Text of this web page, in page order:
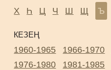
Х
Һ Ц Ч Ш Щ Ъ
КЕЗЕҢ
1960-1965 1966-1970
1976-1980
1981-1985